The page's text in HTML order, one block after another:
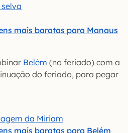
mais baratas para Manaus
Belém (no feriado) com a
do feriado, para pegar
da Miriam
mais baratas para Belém